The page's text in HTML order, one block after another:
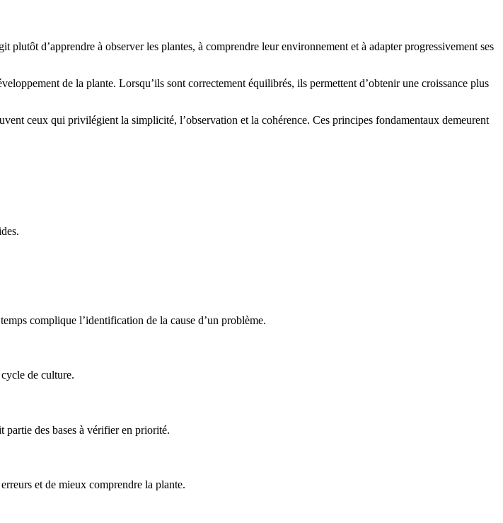
plutôt d’apprendre à observer les plantes, à comprendre leur environnement et à adapter progressivement ses
de la plante. Lorsqu’ils sont correctement équilibrés, ils permettent d’obtenir une croissance plus
ceux qui privilégient la simplicité, l’observation et la cohérence. Ces principes fondamentaux demeurent
complique l’identification de la cause d’un problème.
de culture.
partie des bases à vérifier en priorité.
et de mieux comprendre la plante.